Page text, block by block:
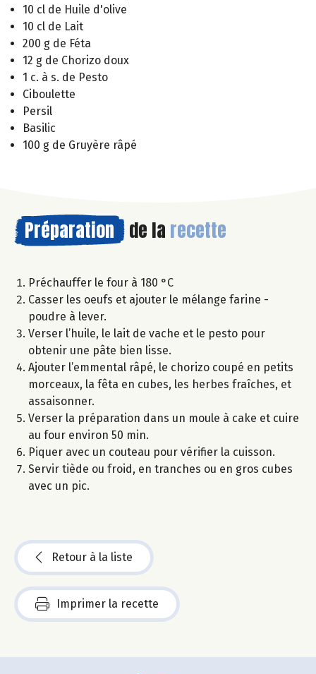
10 cl de Huile d'olive
10 cl de Lait
200 g de Féta
12 g de Chorizo doux
1 c. à s. de Pesto
Ciboulette
Persil
Basilic
100 g de Gruyère râpé
Préparation de la recette
Préchauffer le four à 180 °C
Casser les oeufs et ajouter le mélange farine -
poudre à lever.
Verser l’huile, le lait de vache et le pesto pour
obtenir une pâte bien lisse.
Ajouter l’emmental râpé, le chorizo coupé en petits
morceaux, la fêta en cubes, les herbes fraîches, et
assaisonner.
Verser la préparation dans un moule à cake et cuire
au four environ 50 min.
Piquer avec un couteau pour vérifier la cuisson.
Servir tiède ou froid, en tranches ou en gros cubes
avec un pic.
Retour à la liste
Imprimer la recette